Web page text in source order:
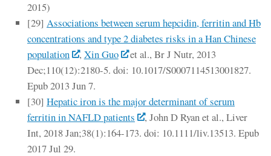
2015)
[29] Associations between serum hepcidin, ferritin and Hb
concentrations and type 2 diabetes risks in a Han Chinese
population
, Xin Guo
et al., Br J Nutr, 2013
Dec;110(12):2180-5. doi: 10.1017/S0007114513001827.
Epub 2013 Jun 7.
[30] Hepatic iron is the major determinant of serum
ferritin in NAFLD patients
, John D Ryan et al., Liver
Int, 2018 Jan;38(1):164-173. doi: 10.1111/liv.13513. Epub
2017 Jul 29.